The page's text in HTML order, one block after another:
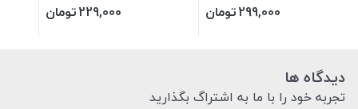
299,000تومان 229,000تومان
دیدگاه ها
تجربه خود را با ما به اشتراگ بگذارید